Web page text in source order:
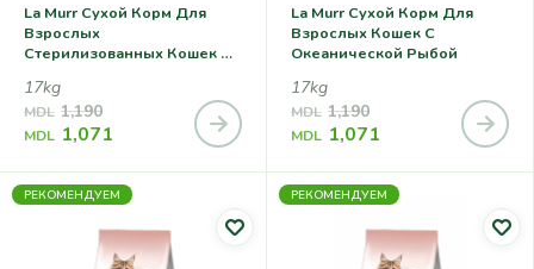
La Murr Сухой Корм Для
Взрослых
Стерилизованных Кошек С
17kg
MDL 1,190
MDL 1,071
La Murr Сухой Корм Для
Взрослых Кошек С
Океанической Рыбой
17kg
MDL 1,190
MDL 1,071
РЕКОМЕНДУЕМ РЕКОМЕНДУЕМ